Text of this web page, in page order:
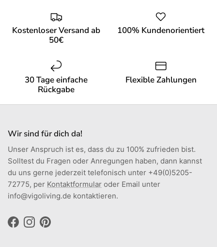
Kostenloser Versand ab
50€
100% Kundenorientiert
30 Tage einfache
Rückgabe
Flexible Zahlungen
Wir sind für dich da!
Unser Anspruch ist es, dass du zu 100% zufrieden bist.
Solltest du Fragen oder Anregungen haben, dann kannst
du uns gerne jederzeit telefonisch unter +49(0)5205-
72775, per Kontaktformular oder Email unter
info@vigoliving.de kontaktieren.
Facebook
InstagramPinterest